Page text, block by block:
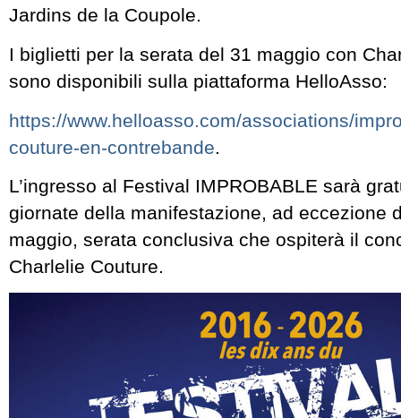
Jardins de la Coupole.
I biglietti per la serata del 31 maggio con
sono disponibili sulla piattaforma HelloAsso:
https://www.helloasso.com/associations/
couture-en-contrebande
L’ingresso al Festival IMPROBABLE sarà
giornate della manifestazione, ad eccezione
maggio, serata conclusiva che ospiterà il
Charlelie Couture.